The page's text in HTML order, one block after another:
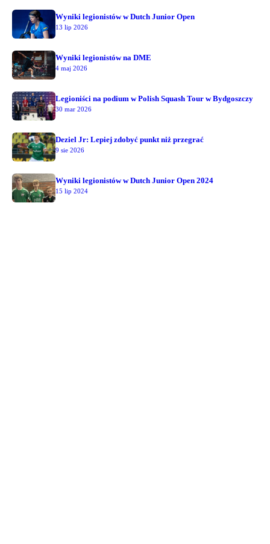
Wyniki legionistów w Dutch Junior Open
13 lip 2026
Wyniki legionistów na DME
4 maj 2026
Legioniści na podium w Polish Squash Tour w Bydgoszczy
30 mar 2026
Deziel Jr: Lepiej zdobyć punkt niż przegrać
9 sie 2026
Wyniki legionistów w Dutch Junior Open 2024
15 lip 2024